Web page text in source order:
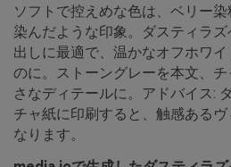
ソフトで控えめな色は、ベリー
染んだような印象。ダスティラ
出しに最適で、温かなオフホワ
のに。ストーングレーを本文、
さなディテールに。アドバイス:
チャ紙に印刷すると、触感ある
なります。